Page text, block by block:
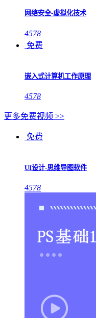
网络安全-虚拟化技术
4578
免费
嵌入式计算机工作原理
4578
更多免费视频 >>
免费
UI设计-思维导图软件
4578